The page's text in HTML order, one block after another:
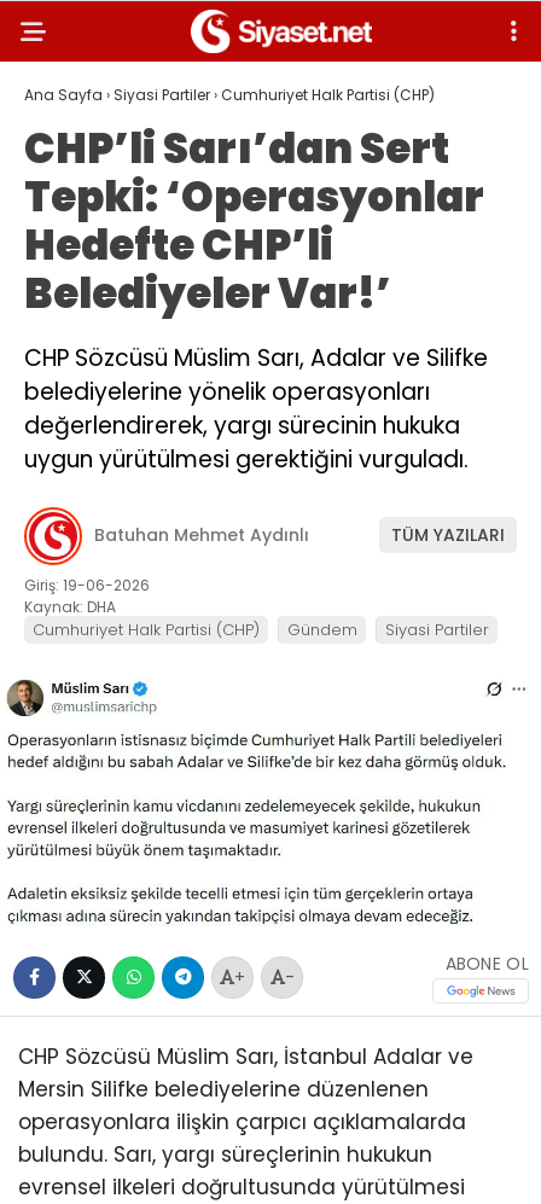
Ana Sayfa › Siyasi Partiler›Cumhuriyet Halk Partisi (CHP)
CHP’li Sarı’dan Sert
Tepki: ‘Operasyonlar
Hedefte CHP’li
Belediyeler Var!’
CHP Sözcüsü Müslim Sarı, Adalar ve Silifke
belediyelerine yönelik operasyonları
değerlendirerek, yargı sürecinin hukuka
uygun yürütülmesi gerektiğini vurguladı.
Batuhan Mehmet Aydınlı TÜM YAZILARI
Giriş: 19-06-2026
Kaynak: DHA
Cumhuriyet Halk Partisi (CHP) Gündem Siyasi Partiler
+ -
ABONE OL
CHP Sözcüsü Müslim Sarı, İstanbul Adalar ve
Mersin Silifke belediyelerine düzenlenen
operasyonlara ilişkin çarpıcı açıklamalarda
bulundu. Sarı, yargı süreçlerinin hukukun
evrensel ilkeleri doğrultusunda yürütülmesi